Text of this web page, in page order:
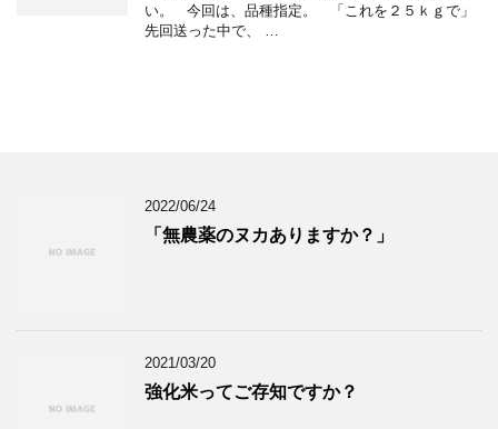
い。 今回は、品種指定。 「これを２５ｋｇで」
先回送った中で、 …
2022/06/24
「無農薬のヌカありますか？」
2021/03/20
強化米ってご存知ですか？